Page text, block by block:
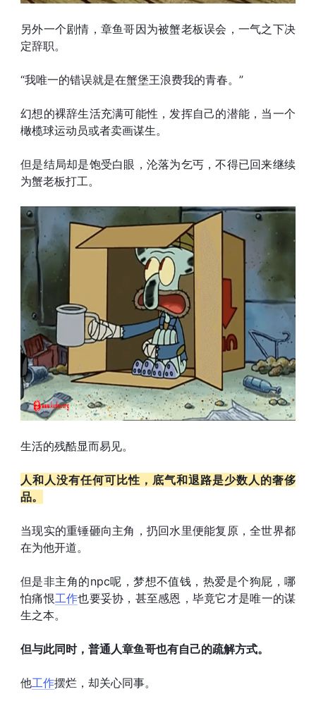
另外一个剧情，章鱼哥因为被蟹老板误会，一气之下决
定辞职。
“我唯一的错误就是在蟹堡王浪费我的青春。”
幻想的裸辞生活充满可能性，发挥自己的潜能，当一个
橄榄球运动员或者卖画谋生。
但是结局却是饱受白眼，沦落为乞丐，不得已回来继续
为蟹老板打工。
生活的残酷显而易见。
人和人没有任何可比性，底气和退路是少数人的奢侈
品。
当现实的重锤砸向主角，扔回水里便能复原，全世界都
在为他开道。
但是非主角的npc呢，梦想不值钱，热爱是个狗屁，哪
怕痛恨工作也要妥协，甚至感恩，毕竟它才是唯一的谋
生之本。
但与此同时，普通人章鱼哥也有自己的疏解方式。
他工作摆烂，却关心同事。